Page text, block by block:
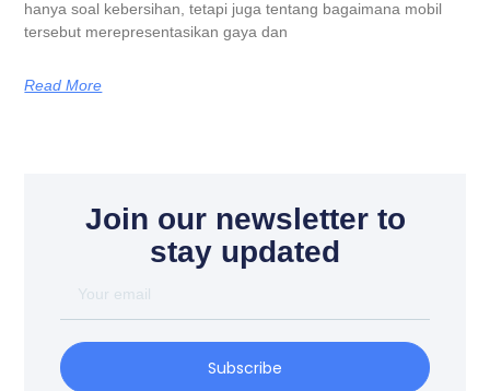
hanya soal kebersihan, tetapi juga tentang bagaimana mobil
tersebut merepresentasikan gaya dan
Read More
Join our newsletter to
stay updated
email
Subscribe